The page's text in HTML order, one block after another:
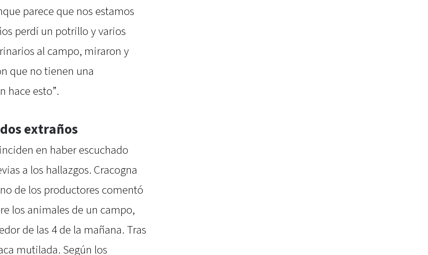
parece que nos estamos
perdí un potrillo y varios
al campo, miraron y
que no tienen una
hace esto”.
extraños
en haber escuchado
a los hallazgos. Cracogna
de los productores comentó
los animales de un campo,
de las 4 de la mañana. Tras
mutilada. Según los